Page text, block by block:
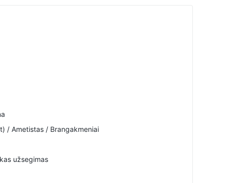
/ Ametistas / Brangakmeniai
užsegimas